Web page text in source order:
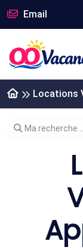
Email
Locations
Modifier votre
Ma recherche